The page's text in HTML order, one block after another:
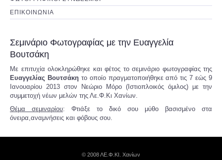
ΕΠΙΚΟΙΝΩΝΙΑ
Σεμινάριο Φωτογραφίας με την Ευαγγελία
Βουτσάκη
Με επιτυχία ολοκληρώθηκε και φέτος το σεμινάριο φωτογραφίας της
Ευαγγελίας Βουτσάκητο οποίο πραγματοποιήθηκε από τις 7 εώς 9
Ιανουαρίου 2013 στον Νεώριο Μόρο (Ιστιοπλοικός όμιλος) με την
συμμετοχή νέων μελών της Λε.Φ.Κι Χανίων.
Θέμα σεμιναρίου: Φτιάξε το δικό σου μύθο βασισμένο στα
όνειρα,αναμνήσεις και φόβους σου.
© 2008 ΛΕ.Φ.ΚΙ. Χανίων